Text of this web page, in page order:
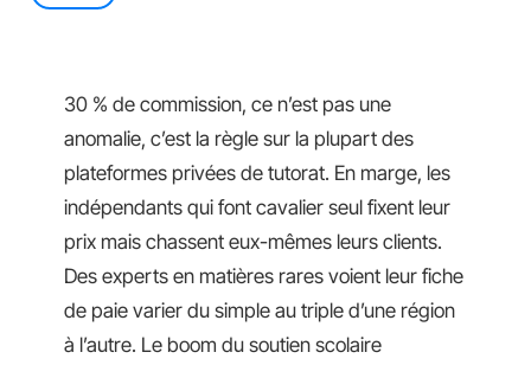
30 % de commission, ce n’est pas une
anomalie, c’est la règle sur la plupart des
plateformes privées de tutorat. En marge, les
indépendants qui font cavalier seul fixent leur
prix mais chassent eux-mêmes leurs clients.
Des experts en matières rares voient leur fiche
de paie varier du simple au triple d’une région
à l’autre. Le boom du soutien scolaire